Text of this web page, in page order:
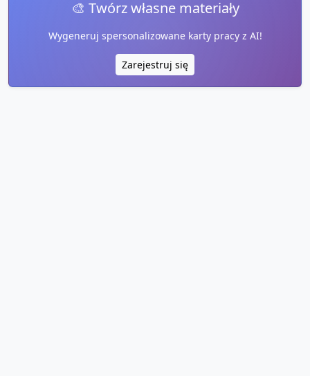
🎨 Twórz własne materiały
Wygeneruj spersonalizowane karty pracy z AI!
Zarejestruj się